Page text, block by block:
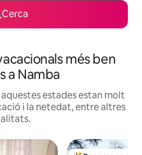
Cerca
més ben
a Namba
estades estan molt
i la netedat, entre altres